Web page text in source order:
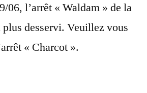
06, l’arrêt « Waldam » de la
plus desservi. Veuillez vous
« Charcot ».